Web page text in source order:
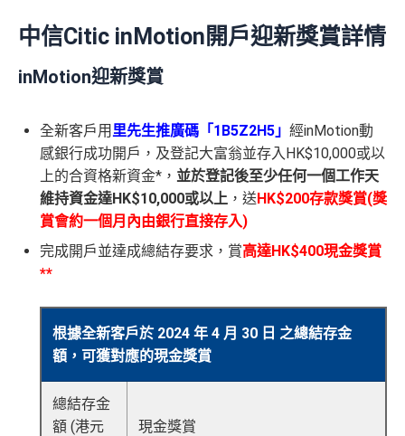
中信Citic inMotion 開戶迎新獎賞詳情
inMotion迎新獎賞
全新客戶用 里先生推廣碼「1B5Z2H5 」 經inMotion動
感銀行成功開戶，及登記大富翁並存入HK$10,000或以
上的合資格新資金*， 並於登記後至少任何一個工作天
維持資金達HK$10,000或以上 ，送HK$200存款獎賞(獎
賞會約一個月內由銀行直接存入)
完成開戶並達成總結存要求，賞高達HK$400現金獎賞
**
根據全新客戶於 2024 年 4 月 30 日 之總結存金
額，可獲對應的現金獎賞
總結存金
額 (港元
現金獎賞